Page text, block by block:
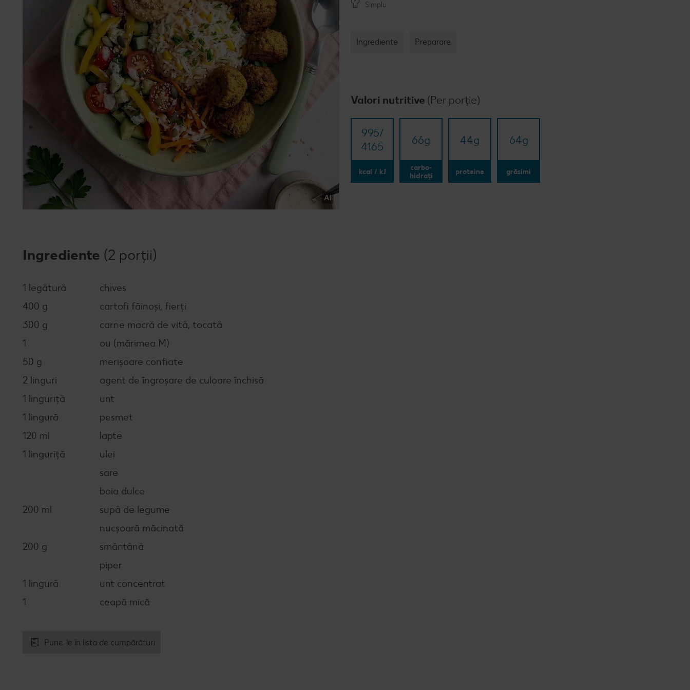
Simplu
Ingrediente Preparare
Valori nutritive (Per porție)
995/​
4165
kcal / kJ
66g
carbo-
hidrați
44g
proteine
64g
grăsimi
Ingrediente (2 porții)
1 legătură
chives
400 g
cartofi făinoși, fierți
300 g
carne macră de vită, tocată
1
ou (mărimea M)
50 g
merișoare confiate
2 linguri
agent de îngroșare de culoare închisă
1 linguriță
unt
1 lingură
pesmet
120 ml
lapte
1 linguriță
ulei
sare
boia dulce
200 ml
supă de legume
nucșoară măcinată
200 g
smântână
piper
1 lingură
unt concentrat
1
ceapă mică
Pune-le în lista de cumpărături